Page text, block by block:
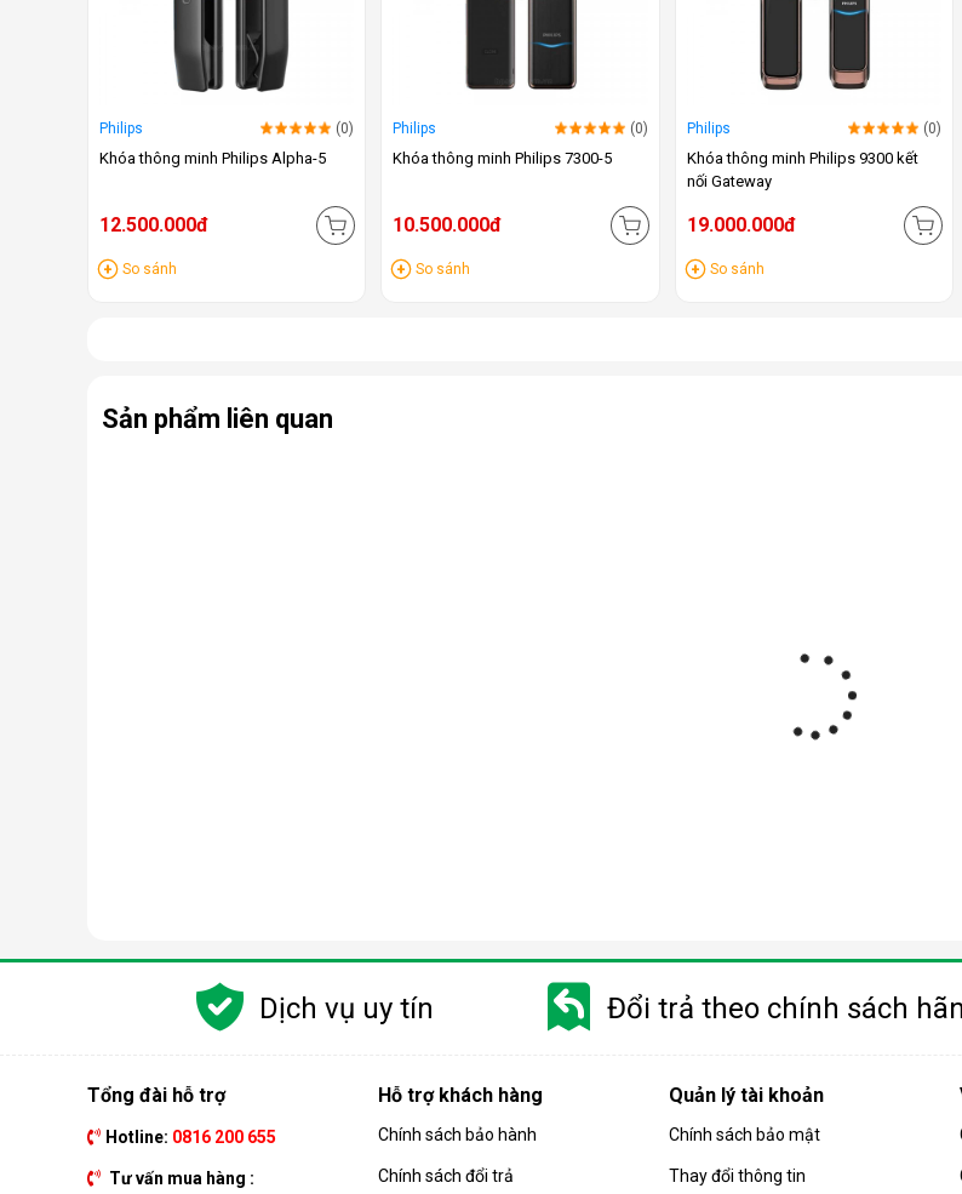
Philips (0)
Khóa thông minh Philips Alpha-5
12.500.000đ
So sánh
Philips (0)
Khóa thông minh Philips 7300-5
10.500.000đ
So sánh
Philips (0)
Khóa thông minh Philips 9300 kết
nối Gateway
19.000.000đ
So sánh
Sản phẩm liên quan
Dịch vụ uy tín Đổi trả theo chính sách
Tổng đài hỗ trợ
Hotline: 0816 200 655
Tư vấn mua hàng :
Hỗ trợ khách hàng
Chính sách bảo hành
Chính sách đổi trả
Quản lý tài khoản
Chính sách bảo mật
Thay đổi thông tin